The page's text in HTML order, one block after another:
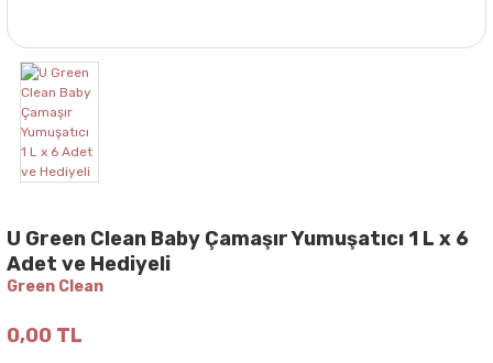
U Green Clean Baby Çamaşır Yumuşatıcı 1 L x 6
Adet ve Hediyeli
Green Clean
0,00 TL